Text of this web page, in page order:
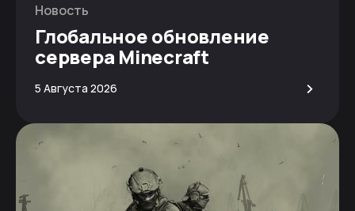
Новость
Глобальное обновление
сервера Minecraft
5 Августа 2026 >